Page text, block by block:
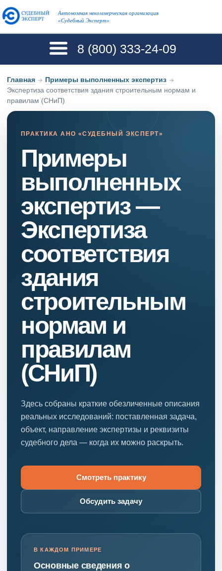
Автономная некоммерческая организация
«Судебный Эксперт»
8 (800) 333-24-09
Главная → Примеры выполненных экспертиз →
Экспертиза соответствия здания строительным нормам и
правилам (СНиП)
ПРАКТИКА АНО «СУДЕБНЫЙ ЭКСПЕРТ»
Примеры
выполненных
экспертиз —
Экспертиза
соответствия
здания
строительным
нормам и
правилам
(СНиП)
Здесь собраны краткие обезличенные описания
реальных исследований: поставленная задача,
объект, направление экспертизы и реквизиты
судебного дела — когда их можно раскрыть.
Смотреть практику
Обсудить задачу
В КАЖДОМ ПРИМЕРЕ
Основные сведения о